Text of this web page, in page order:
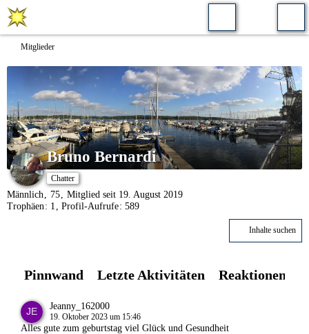
Mitglieder
Bruno Bernardi
Chatter
Männlich 75
Mitglied seit 19. August 2019
Trophäen
1 Profil-Aufrufe 589
Inhalte suchen
Pinnwand Letzte Aktivitäten Reaktionen
Jeanny_162000
19. Oktober 2023 um 15:46
Alles gute zum geburtstag viel Glück und Gesundheit